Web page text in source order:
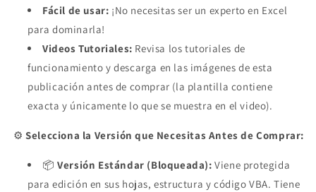
Fácil de usar: ¡No necesitas ser un experto en Excel
para dominarla!
Videos Tutoriales: Revisa los tutoriales de
funcionamiento y descarga en las imágenes de esta
publicación antes de comprar (la plantilla contiene
exacta y únicamente lo que se muestra en el video).
⚙️Selecciona la Versión que Necesitas Antes de Comprar:
📦Versión Estándar (Bloqueada): Viene protegida
para edición en sus hojas, estructura y código VBA. Tiene